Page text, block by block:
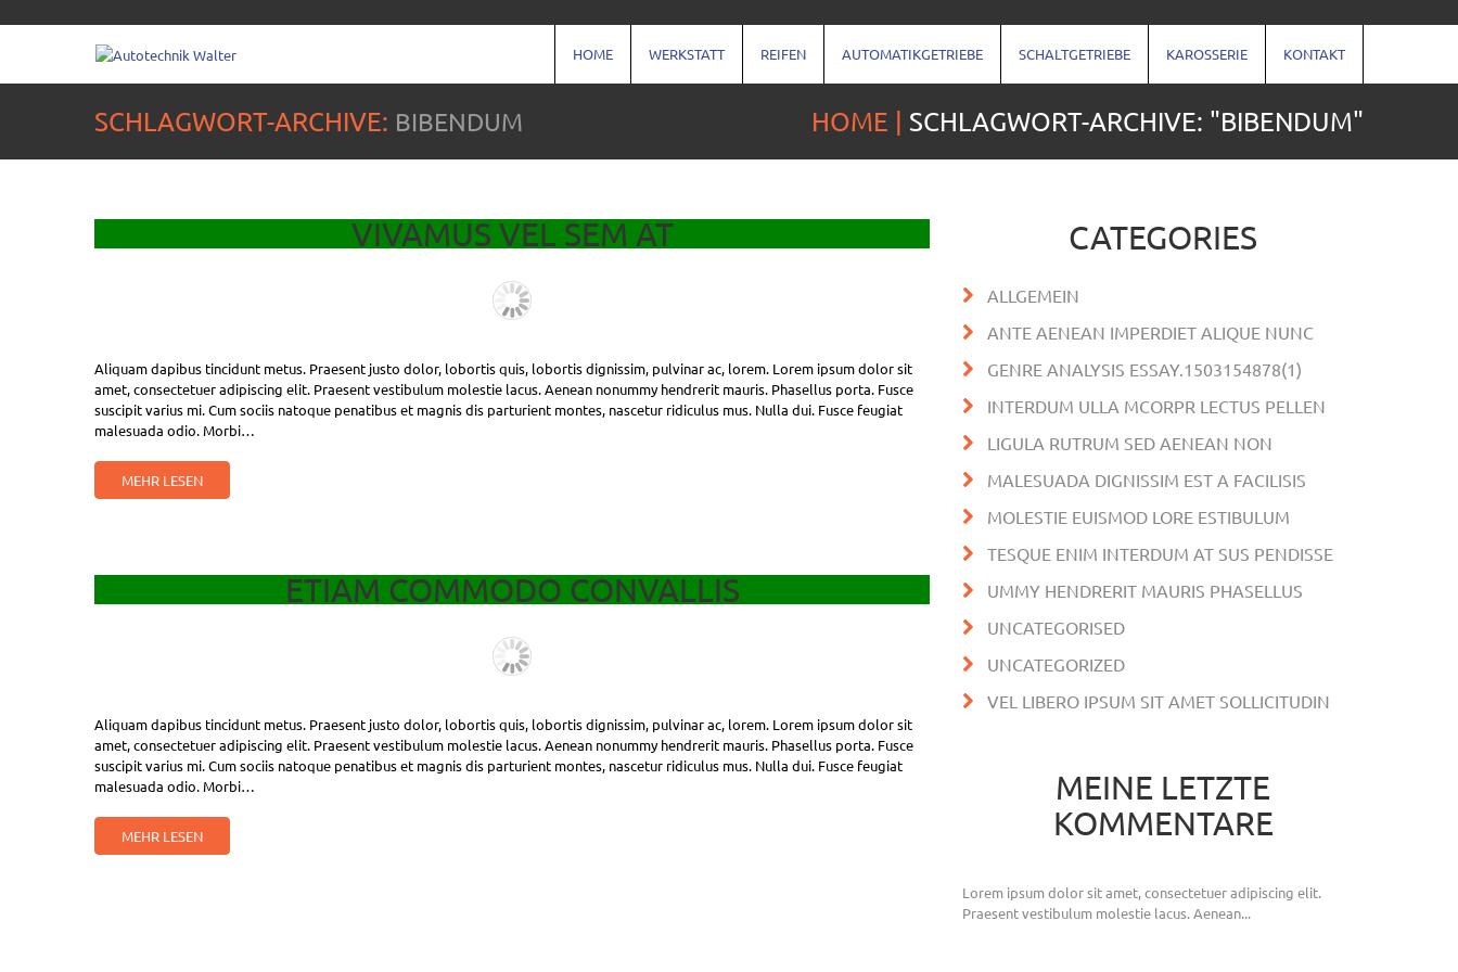
HOME WERKSTATT REIFEN AUTOMATIKGETRIEBE SCHALTGETRIEBE KAROSSERIE KONTAKT
SCHLAGWORT-ARCHIVE: BIBENDUM HOME SCHLAGWORT-ARCHIVE: "BIBENDUM"
VIVAMUS VEL SEM AT
Aliquam dapibus tincidunt metus. Praesent justo dolor, lobortis quis, lobortis dignissim, pulvinar ac, lorem. Lorem ipsum dolor sit
amet, consectetuer adipiscing elit. Praesent vestibulum molestie lacus. Aenean nonummy hendrerit mauris. Phasellus porta. Fusce
suscipit varius mi. Cum sociis natoque penatibus et magnis dis parturient montes, nascetur ridiculus mus. Nulla dui. Fusce feugiat
malesuada odio. Morbi…
MEHR LESEN
ETIAM COMMODO CONVALLIS
Aliquam dapibus tincidunt metus. Praesent justo dolor, lobortis quis, lobortis dignissim, pulvinar ac, lorem. Lorem ipsum dolor sit
amet, consectetuer adipiscing elit. Praesent vestibulum molestie lacus. Aenean nonummy hendrerit mauris. Phasellus porta. Fusce
suscipit varius mi. Cum sociis natoque penatibus et magnis dis parturient montes, nascetur ridiculus mus. Nulla dui. Fusce feugiat
malesuada odio. Morbi…
MEHR LESEN
CATEGORIES
ALLGEMEIN
ANTE AENEAN IMPERDIET ALIQUE NUNC
GENRE ANALYSIS ESSAY.1503154878(1)
INTERDUM ULLA MCORPR LECTUS PELLEN
LIGULA RUTRUM SED AENEAN NON
MALESUADA DIGNISSIM EST A FACILISIS
MOLESTIE EUISMOD LORE ESTIBULUM
TESQUE ENIM INTERDUM AT SUS PENDISSE
UMMY HENDRERIT MAURIS PHASELLUS
UNCATEGORISED
UNCATEGORIZED
VEL LIBERO IPSUM SIT AMET SOLLICITUDIN
MEINE LETZTE
KOMMENTARE
Lorem ipsum dolor sit amet, consectetuer adipiscing elit.
Praesent vestibulum molestie lacus. Aenean...